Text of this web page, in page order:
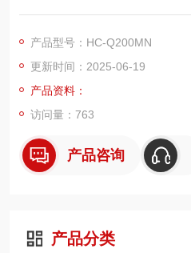
境下的位移测量需求而设计。
确、稳定的解决方案。
产品型号：HC-Q200MN
更新时间：2025-06-19
产品资料：
访问量：763
产品咨询
产品分类